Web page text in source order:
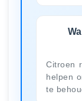
Citroen
helpen
te